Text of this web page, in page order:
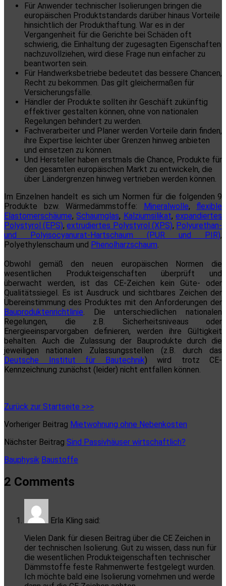
Für Anwender technischer Isolierungen bringen die
europäischen Produktstandards darüber hinaus Vorteile
hinsichtlich der Produkthaftung. War es in der
Vergangenheit für die Gerichte bei Schäden oft
schwierig, die Einhaltung der zugesagten Eigenschaften
nachzuvollziehen, wird diese Frage nun einfacher zu
beantworten sein.
Für Handwerksbetriebe bedeutet das bessere Chancen,
Recht zu bekommen. Das gilt gleichermaßen für
Versicherungsfälle.
Händler der Produkte sollten ihr Geschäft zukünftig
effektiver gestalten können, ohne von nationalen
Regelungen behindert zu werden.
Fachverarbeiter und Planer werden Vorteile darin finden,
ihre Expertise leichter über Grenzen hinweg anbieten
und einsetzen zu können.
Und Hersteller haben erstmals die Chance, Produkte für
den gesamten europäischen Markt zu entwickeln, die
über Ländergrenzen hinweg vertrieben werden können.
Im Einzelnen handelt es sich um Normen für die folgenden 9
Produkte bzw. Wärmedämmstoffe: Mineralwolle, flexible
Elastomerschäume,Schaumglas, Kalziumsilikat,expandiertes
Polystyrol (EPS),extrudiertes Polystyrol (XPS), Polyurethan-
und Polyisocyanurat-Hartschaum (PUR und PIR),
Polyethylenschaum und Phenolharzschaum.
Obwohl gemäß den neuen europäischen Normen die
wesentlichen Produkteigenschaften überprüft und
überwacht werden, ist das CE-Zeichen kein Güte- oder
Qualitätssiegel. Es ist Ausdruck und sichtbares Zeichen der
Übereinstimmung des Produktes mit den Anforderungen der
Bauproduktenrichtlinie. Die unterschiedlichen nationalen
Regelungen, die z.B. Sicherheitsniveaus oder
Energieeinsparvorgaben definieren, werden ihre Gültigkeit
behalten. Auch die Zulassung der Bauprodukte durch die
jeweiligen nationalen Zulassungsstellen (z.B. durch das
Deutsche Institut für Bautechnik) wird trotz CE-
Kennzeichnung zunächst (leider) nicht entfallen können.
Zurück zur Startseite >>>
Vorheriger Beitrag Mietwohnung ohne Nebenkosten
Nächster Beitrag Sind Passivhäuser wirtschaftlich?
Bauphysik Baustoffe
2 Comments
Erla Kling said:
Vielen Dank für diesen Beitrag über die CE Zeichen in
der technischen Isolierung. Gut zu wissen, dass nun für
die wesentlichen Produkteigenschaften technischer
Dämmstoffe feste Rahmenwerte festgelegt wurden.
Ich möchte bald eine Isolierung vornehmen und werde